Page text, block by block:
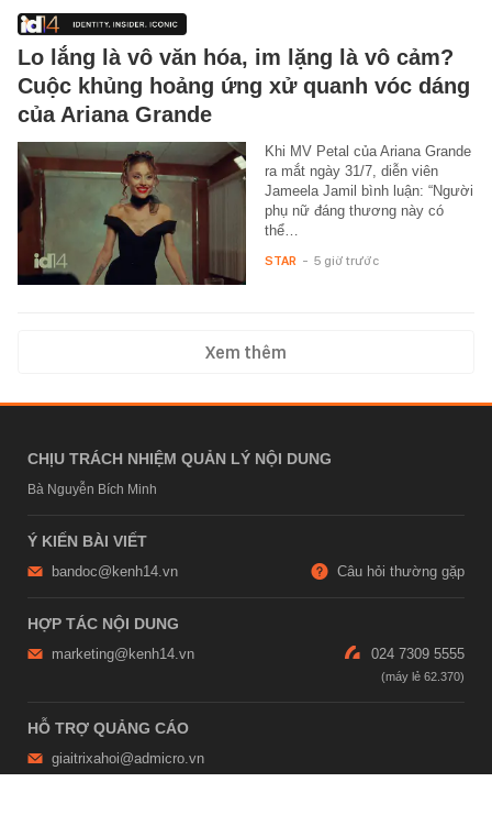
Lo lắng là vô văn hóa, im lặng là vô cảm?
Cuộc khủng hoảng ứng xử quanh vóc dáng
của Ariana Grande
Khi MV Petal của Ariana Grande
ra mắt ngày 31/7, diễn viên
Jameela Jamil bình luận: “Người
phụ nữ đáng thương này có
thể…
STAR - 5 giờ trước
Xem thêm
CHỊU TRÁCH NHIỆM QUẢN LÝ NỘI DUNG
Bà Nguyễn Bích Minh
Ý KIẾN BÀI VIẾT
bandoc@kenh14.vn Câu hỏi thường gặp
HỢP TÁC NỘI DUNG
marketing@kenh14.vn 024 7309 5555
HỖ TRỢ QUẢNG CÁO
giaitrixahoi@admicro.vn